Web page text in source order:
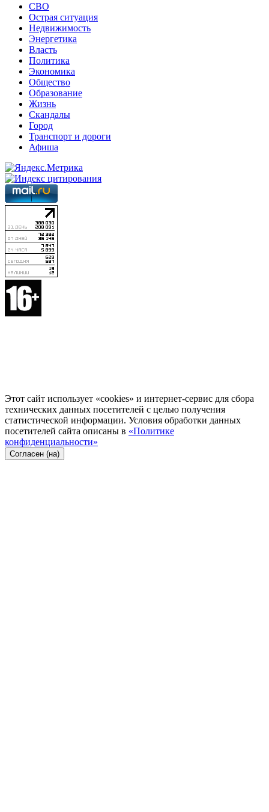
СВО
Острая ситуация
Недвижимость
Энергетика
Власть
Политика
Экономика
Общество
Образование
Жизнь
Скандалы
Город
Транспорт и дороги
Афиша
Этот сайт использует «cookies» и интернет-сервис для сбора
технических данных посетителей с целью получения
статистической информации. Условия обработки данных
посетителей сайта описаны в «Политике
конфиденциальности»
Согласен (на)